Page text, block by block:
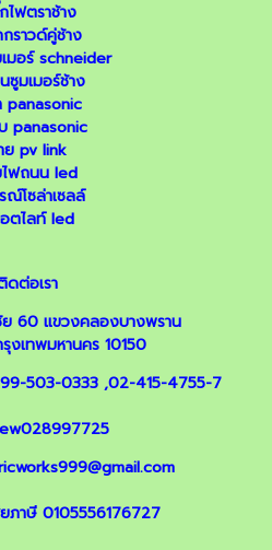
ไฟตราช้าง
ราวด์คู่ช้าง
มอร์ schneider
ซูมเมอร์ช้าง
panasonic
panasonic
ย pv link
ไฟถนน led
ณ์โซล่าเซลล์
ตไลท์ led
ดต่อเรา
60 แขวงคลองบางพราน
งเทพมหานคร 10150
503-0333,02-415-4755-7
ยภาษี 0105556176727